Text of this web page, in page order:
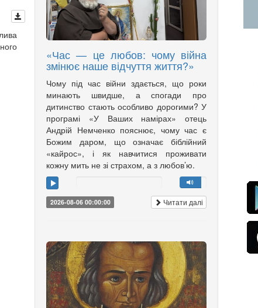
«Час — це любов: чому війна
змінює наше відчуття життя?»
Чому під час війни здається, що роки
минають швидше, а спогади про
дитинство стають особливо дорогими? У
програмі «У Ваших намірах» отець
Андрій Немченко пояснює, чому час є
Божим даром, що означає біблійний
«кайрос», і як навчитися проживати
кожну мить не зі страхом, а з любов’ю.
2026-08-06 00:00:00 Читати далі